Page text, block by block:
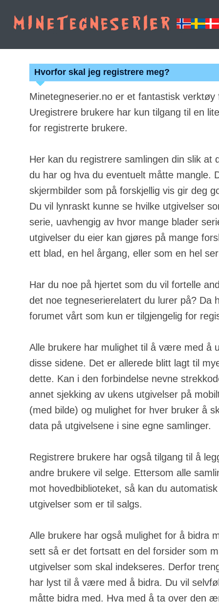
Hvorfor skal jeg registrere meg?
Minetegneserier.no er et fantastisk
Uregistrere brukere har kun tilgang til en
for registrerte brukere.
Her kan du registrere samlingen din slik at
du har og hva du eventuelt måtte mangle.
skjermbilder som på forskjellig vis gir deg
Du vil lynraskt kunne se hvilke utgivelser
serie, uavhengig av hvor mange blader
utgivelser du eier kan gjøres på mange
ett blad, en hel årgang, eller som en hel
Har du noe på hjertet som du vil fortelle
det noe tegneserierelatert du lurer på? Da
forumet vårt som kun er tilgjengelig for
Alle brukere har mulighet til å være med å
disse sidene. Det er allerede blitt lagt til
dette. Kan i den forbindelse nevne
annet sjekking av ukens utgivelser på
(med bilde) og mulighet for hver bruker å
data på utgivelsene i sine egne samlinger.
Registrere brukere har også tilgang til å
andre brukere vil selge. Ettersom alle
mot hovedbiblioteket, så kan du
utgivelser som er til salgs.
Alle brukere har også mulighet for å bidra
sett så er det fortsatt en del forsider som
utgivelser som skal indekseres. Derfor
har lyst til å være med å bidra. Du vil
måtte bidra med. Hva med å ta over den